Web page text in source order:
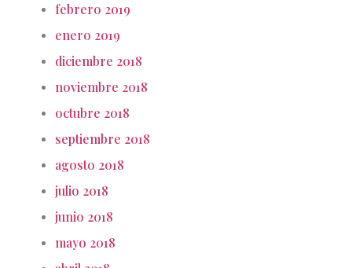
febrero 2019
enero 2019
diciembre 2018
noviembre 2018
octubre 2018
septiembre 2018
agosto 2018
julio 2018
junio 2018
mayo 2018